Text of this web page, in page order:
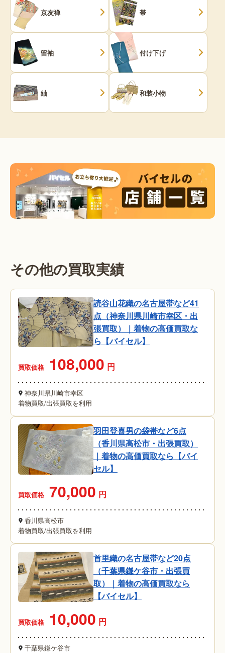
京友禅 帯
留袖 付け下げ
紬 和装小物
その他の買取実績
読谷山花織の名古屋帯など41
点（神奈川県川崎市幸区・出
張買取）｜着物の高価買取な
ら【バイセル】
買取価格 108,000 円
神奈川県川崎市幸区
着物買取/出張買取を利用
羽田登喜男の袋帯など6点
（香川県高松市・出張買取）
｜着物の高価買取なら【バイ
セル】
買取価格 70,000 円
香川県高松市
着物買取/出張買取を利用
首里織の名古屋帯など20点
（千葉県鎌ケ谷市・出張買
取）｜着物の高価買取なら
【バイセル】
買取価格 10,000 円
千葉県鎌ケ谷市